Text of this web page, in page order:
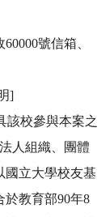
號信箱、
]
該校參與本案之
人組織、團體
國立大學校友基
教育部90年8